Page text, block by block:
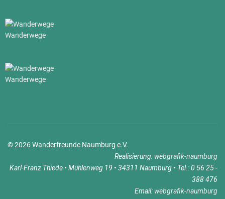
Wanderwege
Wanderwege
© 2026 Wanderfreunde Naumburg e.V.
Realisierung: webgrafik-naumburg
Karl-Franz Thiede • Mühlenweg 19 • 34311 Naumburg • Tel.: 0 56 25 -
388 476
Email: webgrafik-naumburg